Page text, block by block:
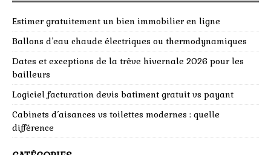
Estimer gratuitement un bien immobilier en ligne
Ballons d’eau chaude électriques ou thermodynamiques
Dates et exceptions de la trêve hivernale 2026 pour les
bailleurs
Logiciel facturation devis batiment gratuit vs payant
Cabinets d’aisances vs toilettes modernes : quelle
différence